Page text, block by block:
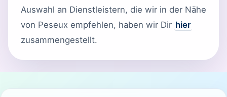
Auswahl an Dienstleistern, die wir in der Nähe
von Peseux empfehlen, haben wir Dir hier
zusammengestellt.